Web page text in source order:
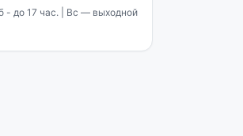
- до 17 час. | Вс — выходной